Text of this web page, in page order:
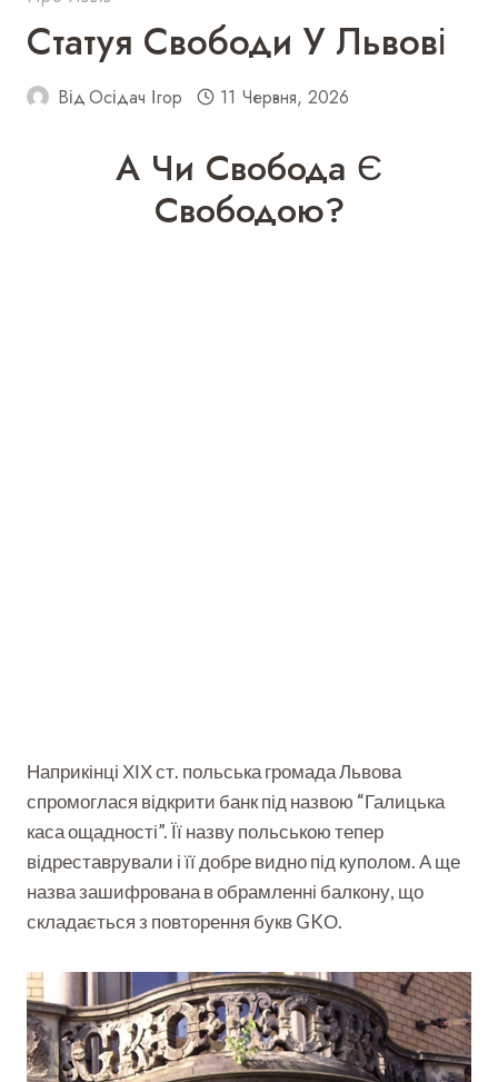
Статуя Свободи У Львові
ВідОсідач Ігор 11 Червня, 2026
А Чи Свобода Є
Свободою?
Наприкінці ХІХ ст. польська громада Львова
спромоглася відкрити банк під назвою “Галицька
каса ощадності”. Її назву польською тепер
відреставрували і її добре видно під куполом. А ще
назва зашифрована в обрамленні балкону, що
складається з повторення букв GKО.